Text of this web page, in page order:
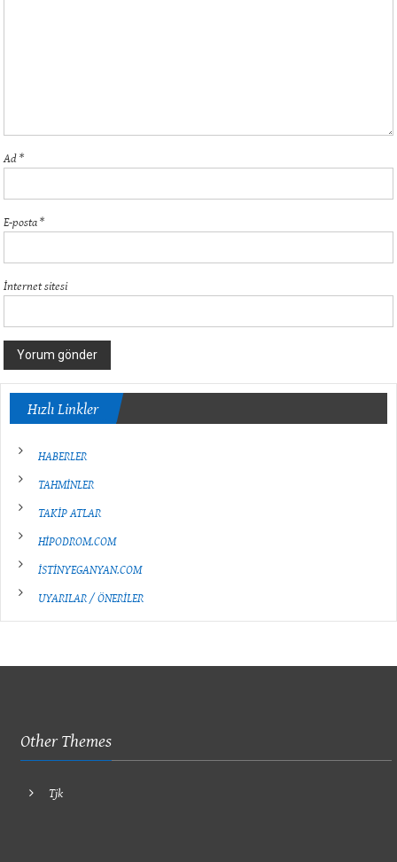
Ad*
E-posta*
İnternet sitesi
Hızlı Linkler
HABERLER
TAHMİNLER
TAKİP ATLAR
HİPODROM.COM
İSTİNYEGANYAN.COM
UYARILAR / ÖNERİLER
Other Themes
Tjk